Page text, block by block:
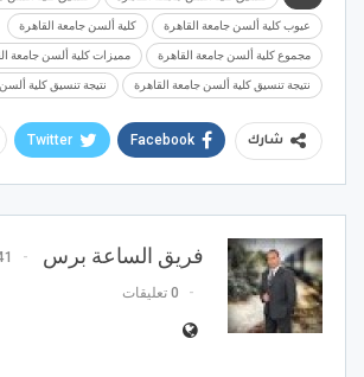
عيوب كلية ألسن جامعة القاهرة كلية ألسن جامعة القاهرة
مجموع كلية ألسن جامعة القاهرة مميزات كلية ألسن جامعة
نتيجة تنسيق كلية ألسن جامعة القاهرة نتيجة تنسيق كلية ألسن
شارك Facebook
Twitter
فريق الساعة برس
0 تعليقات